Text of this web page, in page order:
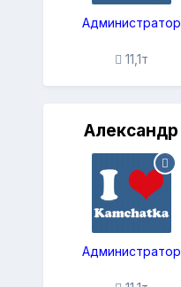
Администратор
11,1т
Александр
Администратор